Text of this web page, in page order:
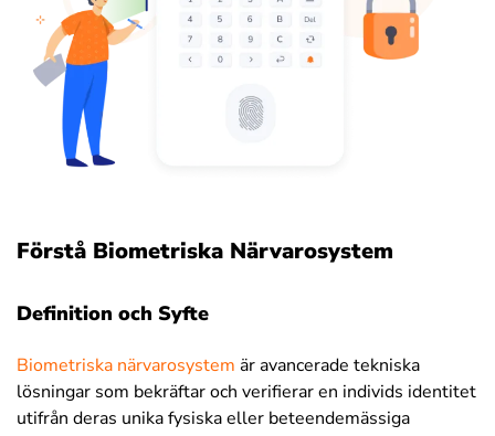
Förstå Biometriska Närvarosystem
Definition och Syfte
Biometriska närvarosystem är avancerade tekniska
lösningar som bekräftar och verifierar en individs identitet
utifrån deras unika fysiska eller beteendemässiga